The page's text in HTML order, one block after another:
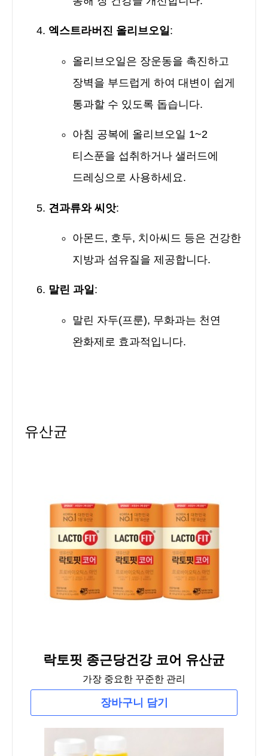
엑스트라버진 올리브오일:
올리브오일은 장운동을 촉진하고
장벽을 부드럽게 하여 대변이 쉽게
통과할 수 있도록 돕습니다.
아침 공복에 올리브오일 1~2
티스푼을 섭취하거나 샐러드에
드레싱으로 사용하세요.
견과류와 씨앗:
아몬드, 호두, 치아씨드 등은 건강한
지방과 섬유질을 제공합니다.
말린 과일:
말린 자두(프룬), 무화과는 천연
완화제로 효과적입니다.
유산균
락토핏 종근당건강 코어 유산균
가장 중요한 꾸준한 관리
장바구니 담기